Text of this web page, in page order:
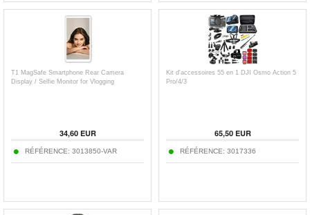
T1 MagSafe Smartphone Rear Camera
Display / Selfie Monitor for Vlogging
34,60EUR
RÉFÉRENCE: 3013850-VAR
Kit d'accessoires 55 en 1 DJI Osmo Action 5
Pro/4/3
65,50EUR
RÉFÉRENCE: 3017336